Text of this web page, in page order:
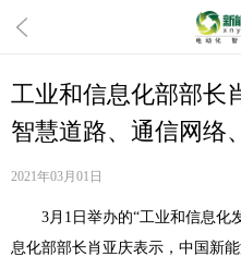
工业和信息化部部长
智慧道路、通信网络
2021年03月01日
3月1日举办的“工业和信息化
息化部部长肖亚庆表示，中国新